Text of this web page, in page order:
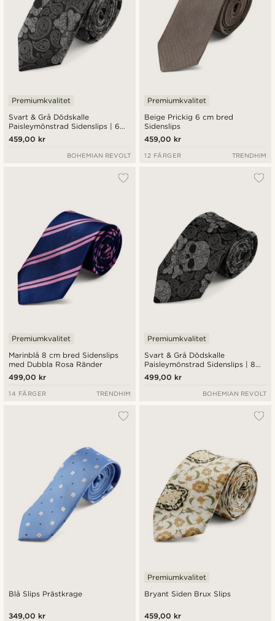
Svart & Grå Dödskalle
Paisleymönstrad Sidenslips | 6
cm
Premiumkvalitet
459,00 kr
BOHEMIAN REVOLT
Beige Prickig 6 cm bred
Sidenslips
Premiumkvalitet
459,00 kr
12 FÄRGER TRENDHIM
Marinblå 8 cm bred Sidenslips
med Dubbla Rosa Ränder
Premiumkvalitet
499,00 kr
14 FÄRGER TRENDHIM
Svart & Grå Dödskalle
Paisleymönstrad Sidenslips | 8
cm
Premiumkvalitet
499,00 kr
BOHEMIAN REVOLT
Blå Slips Prästkrage
349,00 kr
Bryant Siden Brux Slips
Premiumkvalitet
459,00 kr